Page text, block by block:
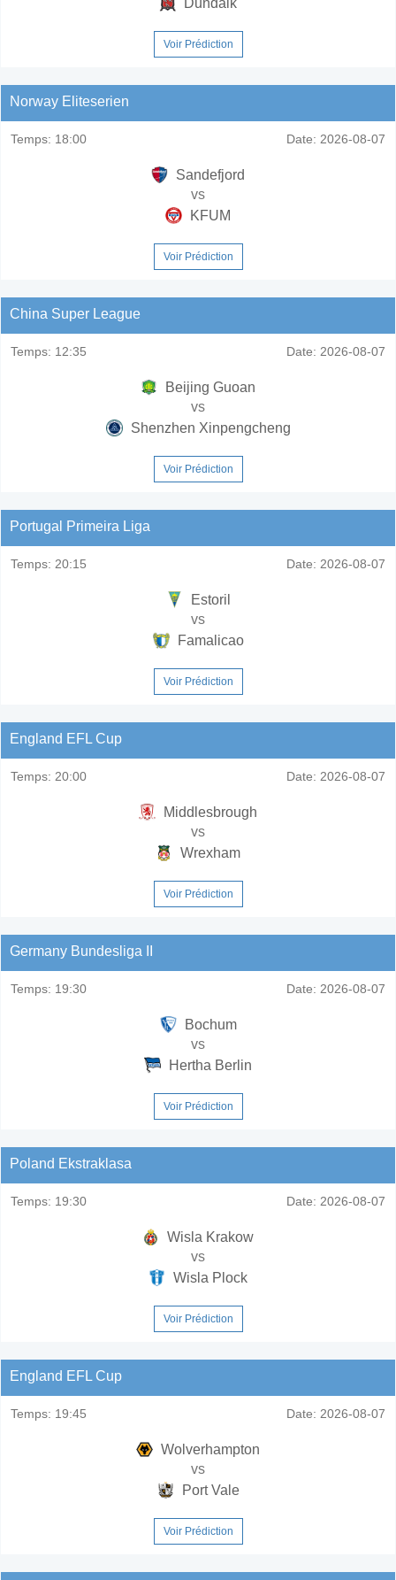
Voir Prédiction
Norway Eliteserien
Temps: 18:00 Date: 2026-08-07
Sandefjord
vs
KFUM
Voir Prédiction
China Super League
Temps: 12:35 Date: 2026-08-07
Beijing Guoan
vs
Shenzhen Xinpengcheng
Voir Prédiction
Portugal Primeira Liga
Temps: 20:15 Date: 2026-08-07
Estoril
vs
Famalicao
Voir Prédiction
England EFL Cup
Temps: 20:00 Date: 2026-08-07
Middlesbrough
vs
Wrexham
Voir Prédiction
Germany Bundesliga II
Temps: 19:30 Date: 2026-08-07
Bochum
vs
Hertha Berlin
Voir Prédiction
Poland Ekstraklasa
Temps: 19:30 Date: 2026-08-07
Wisla Krakow
vs
Wisla Plock
Voir Prédiction
England EFL Cup
Temps: 19:45 Date: 2026-08-07
Wolverhampton
vs
Port Vale
Voir Prédiction